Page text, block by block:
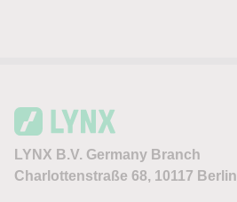
LYNX B.V. Germany Branch
Charlottenstraße 68, 10117 Berlin